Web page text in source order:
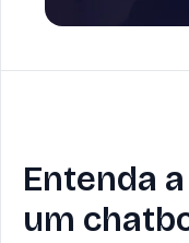
Entenda
um